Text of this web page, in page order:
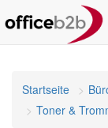
Startseite
Toner &